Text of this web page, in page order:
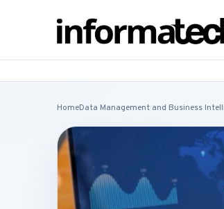
HomeData Management and Business